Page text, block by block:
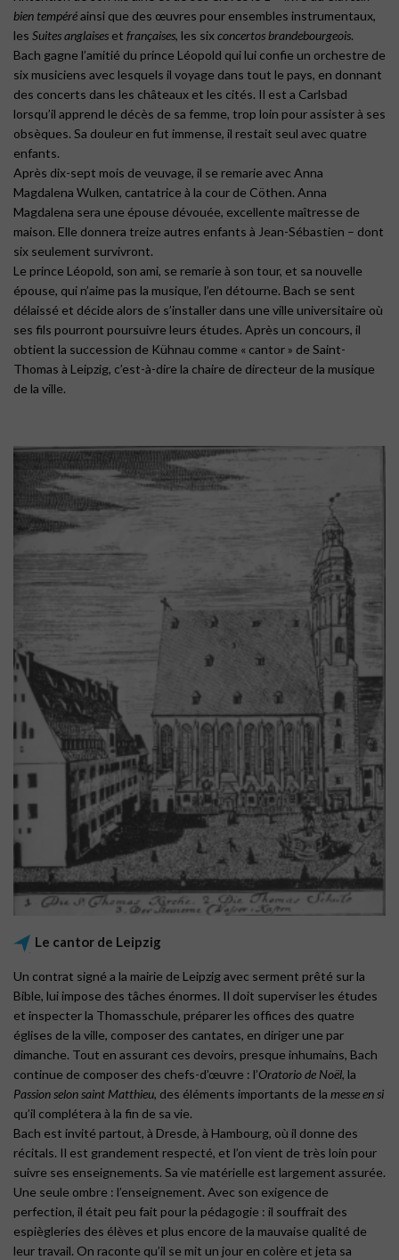
bien tempéréainsi que des œuvres pour ensembles instrumentaux,
les Suites anglaises et françaises, les sixconcertos brandebourgeois.
Bach gagne l’amitié du prince Léopold qui lui confie un orchestre de
six musiciens avec lesquels il voyage dans tout le pays, en donnant
des concerts dans les châteaux et les cités. Il est a Carlsbad
lorsqu’il apprend le décès de sa femme, trop loin pour assister à ses
obsèques. Sa douleur en fut immense, il restait seul avec quatre
enfants.
Après dix-sept mois de veuvage, il se remarie avec Anna
Magdalena Wulken, cantatrice à la cour de Cöthen. Anna
Magdalena sera une épouse dévouée, excellente maîtresse de
maison. Elle donnera treize autres enfants à Jean-Sébastien – dont
six seulement survivront.
Le prince Léopold, son ami, se remarie à son tour, et sa nouvelle
épouse, qui n’aime pas la musique, l’en détourne. Bach se sent
délaissé et décide alors de s’installer dans une ville universitaire où
ses fils pourront poursuivre leurs études. Après un concours, il
obtient la succession de Kühnau comme « cantor » de Saint-
Thomas à Leipzig, c’est-à-dire la chaire de directeur de la musique
de la ville.
Le cantor de Leipzig
Un contrat signé a la mairie de Leipzig avec serment prêté sur la
Bible, lui impose des tâches énormes. Il doit superviser les études
et inspecter la Thomasschule, préparer les offices des quatre
églises de la ville, composer des cantates, en diriger une par
dimanche. Tout en assurant ces devoirs, presque inhumains, Bach
continue de composer des chefs-d’œuvre : l’Oratorio de Noël, la
Passion selon saint Matthieu, des éléments importants de la messe en si
qu’il complétera à la fin de sa vie.
Bach est invité partout, à Dresde, à Hambourg, où il donne des
récitals. Il est grandement respecté, et l’on vient de très loin pour
suivre ses enseignements. Sa vie matérielle est largement assurée.
Une seule ombre : l’enseignement. Avec son exigence de
perfection, il était peu fait pour la pédagogie : il souffrait des
espiègleries des élèves et plus encore de la mauvaise qualité de
leur travail. On raconte qu’il se mit un jour en colère et jeta sa